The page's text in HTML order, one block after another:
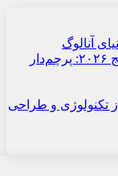
معرفی لامبورگینی روئلتو میورا ۶۰ هومج ۲۰۲۶: پرچم‌دار
تکنولوژی و طراحی